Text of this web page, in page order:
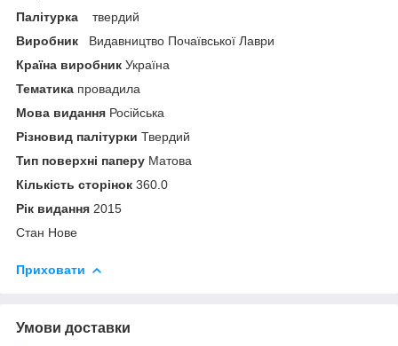
Палітурка
твердий
Виробник Видавництво Почаївської Лаври
Країна виробник Україна
Тематика провадила
Мова видання Російська
Різновид палітурки Твердий
Тип поверхні паперу Матова
Кількість сторінок 360.0
Рік видання 2015
Стан Нове
Приховати
Умови доставки